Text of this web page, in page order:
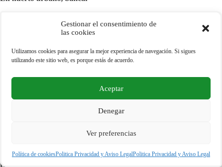
Gestionar el consentimiento de
las cookies
Utilizamos cookies para asegurar la mejor experiencia de navegación. Si sigues
utilizando este sitio web, es porque estás de acuerdo.
Aceptar
Denegar
Ver preferencias
Política de cookiesPolitica Privacidad y Aviso LegalPolitica Privacidad y Aviso Legal
Distancia entre hileras: 60 cm – 1 m
En maceta
Diámetro: 30 cm
Profundidad: 30 – 60 cm
los tomates puedes plantarlechugas, cebollas, tagetes,
rabanitos, albahaca, puerros, rúcula…